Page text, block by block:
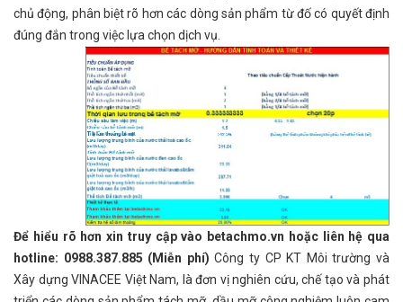
chủ động, phân biệt rõ hơn các dòng sản phẩm từ đố có quyết định
đúng đắn trong việc lựa chọn dịch vụ.
Để hiểu rõ hơn xin truy cập vào betachmo.vn hoặc liên hệ qua
hotline: 0988.387.885 (Miễn phí)Công ty CP KT Môi trường và
Xây dựng VINACEE Việt Nam, là đơn vị nghiên cứu, chế tạo và phát